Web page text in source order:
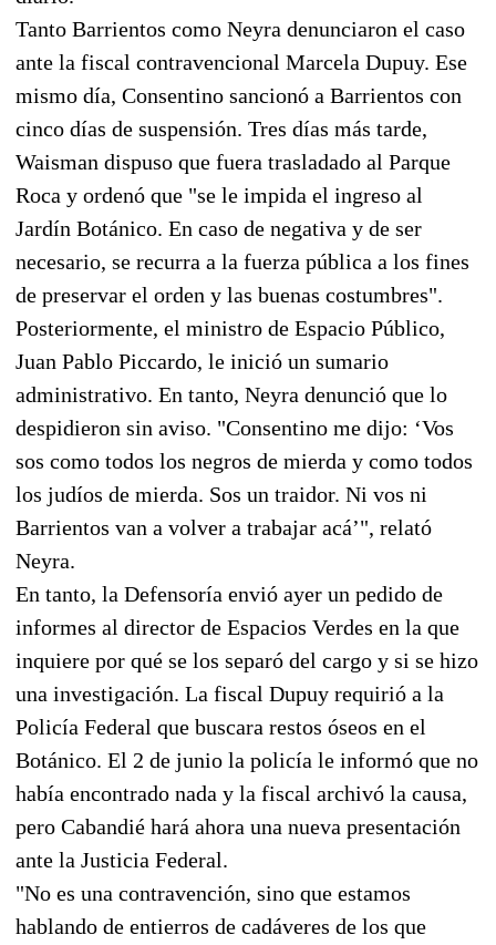
Tanto Barrientos como Neyra denunciaron el caso
ante la fiscal contravencional Marcela Dupuy. Ese
mismo día, Consentino sancionó a Barrientos con
cinco días de suspensión. Tres días más tarde,
Waisman dispuso que fuera trasladado al Parque
Roca y ordenó que "se le impida el ingreso al
Jardín Botánico. En caso de negativa y de ser
necesario, se recurra a la fuerza pública a los fines
de preservar el orden y las buenas costumbres".
Posteriormente, el ministro de Espacio Público,
Juan Pablo Piccardo, le inició un sumario
administrativo. En tanto, Neyra denunció que lo
despidieron sin aviso. "Consentino me dijo: ‘Vos
sos como todos los negros de mierda y como todos
los judíos de mierda. Sos un traidor. Ni vos ni
Barrientos van a volver a trabajar acá’", relató
Neyra.
En tanto, la Defensoría envió ayer un pedido de
informes al director de Espacios Verdes en la que
inquiere por qué se los separó del cargo y si se hizo
una investigación. La fiscal Dupuy requirió a la
Policía Federal que buscara restos óseos en el
Botánico. El 2 de junio la policía le informó que no
había encontrado nada y la fiscal archivó la causa,
pero Cabandié hará ahora una nueva presentación
ante la Justicia Federal.
"No es una contravención, sino que estamos
hablando de entierros de cadáveres de los que